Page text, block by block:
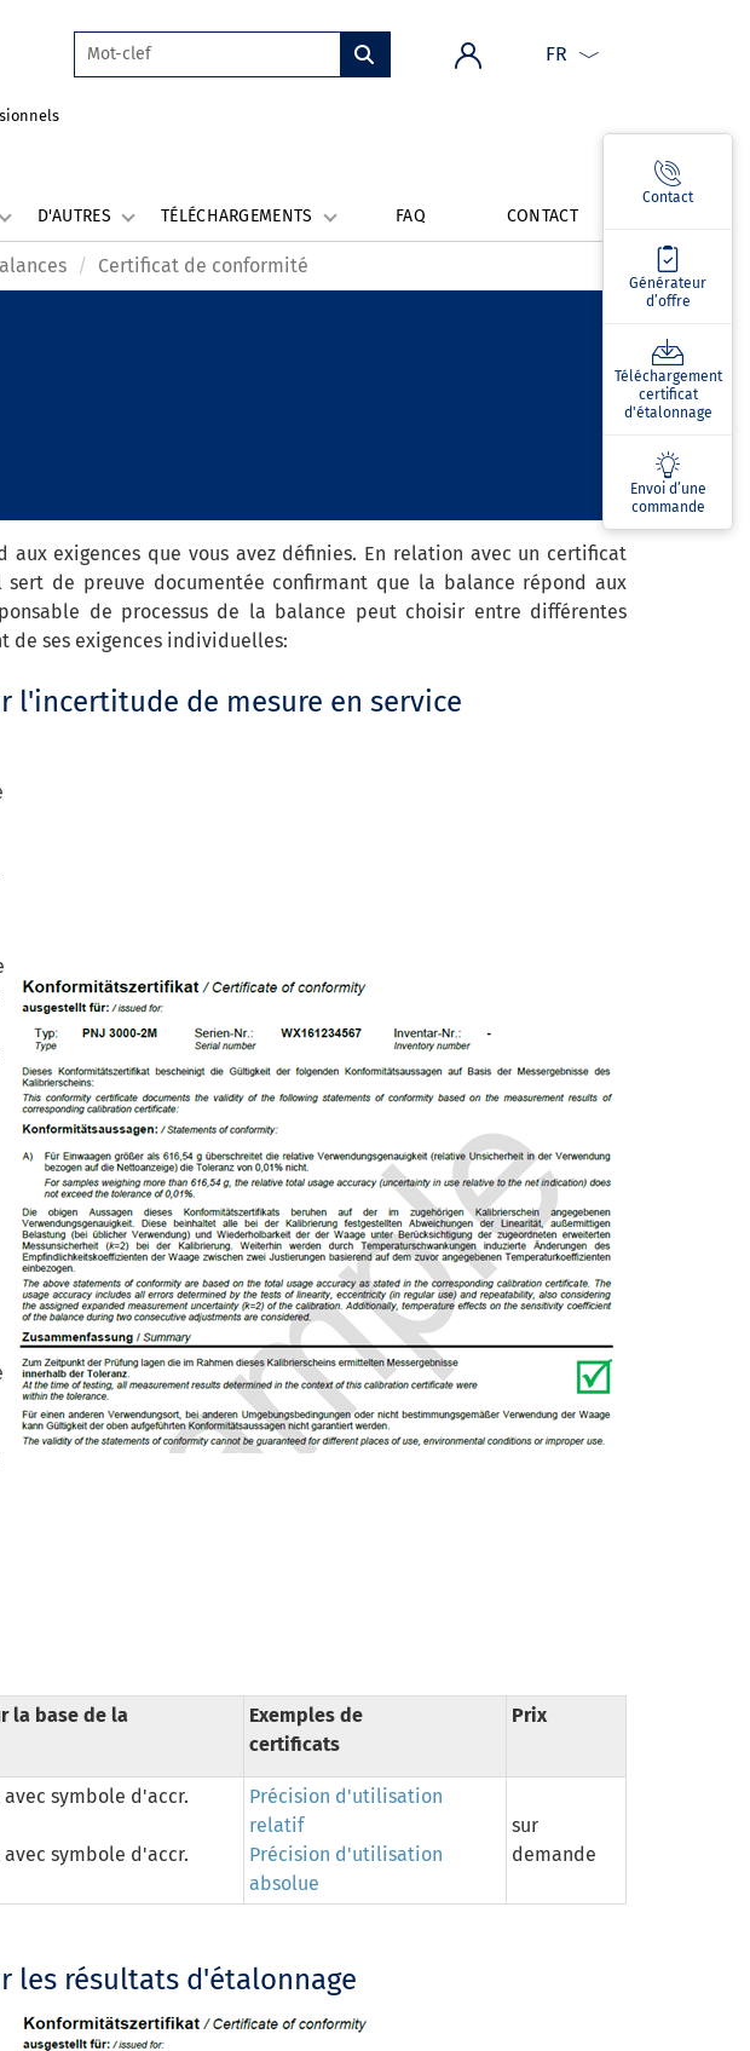
FR
Contact
Générateur
d’offre
Téléchargement
certificat
d'étalonnage
Envoi d’une
commande
D'AUTRES TÉLÉCHARGEMENTS FAQ CONTACT
Certificat de conformité
exigences que vous avez définies. En relation avec un certificat
de preuve documentée confirmant que la balance répond aux
de processus de la balance peut choisir entre différentes
de ses exigences individuelles:
l'incertitude de mesure en service
la base de la
Exemples de
certificats
Prix
symbole d'accr.
symbole d'accr.
Précision d'utilisation
relatif
Précision d'utilisation
absolue
sur
demande
les résultats d'étalonnage